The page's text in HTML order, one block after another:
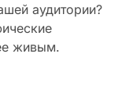
аудитории?
живым.